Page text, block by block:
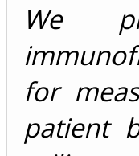
We
for
patient